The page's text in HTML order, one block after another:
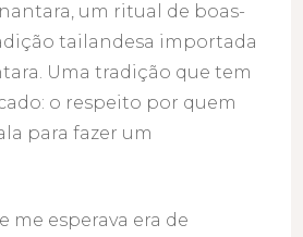
um ritual de boas-
tailandesa importada
Uma tradição que tem
o respeito por quem
para fazer um
me esperava era de